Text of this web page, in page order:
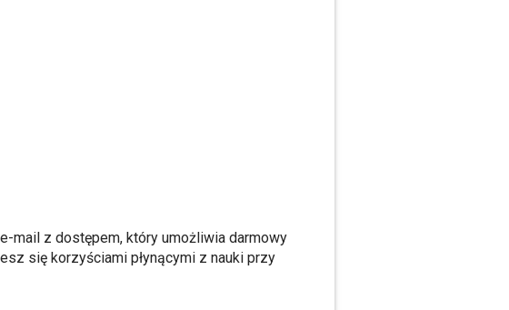
mail z dostępem, który umożliwia darmowy
się korzyściami płynącymi z nauki przy